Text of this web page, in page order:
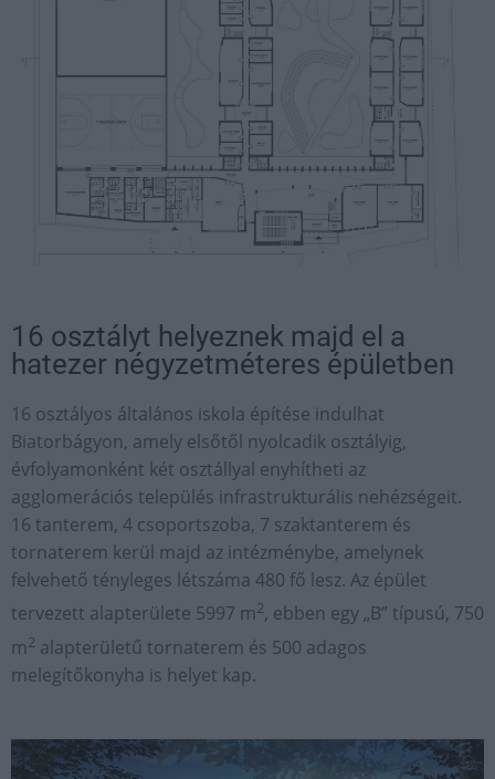
16 osztályt helyeznek majd el a
hatezer négyzetméteres épületben
16 osztályos általános iskola építése indulhat
Biatorbágyon, amely elsőtől nyolcadik osztályig,
évfolyamonként két osztállyal enyhítheti az
agglomerációs település infrastrukturális nehézségeit.
16 tanterem, 4 csoportszoba, 7 szaktanterem és
tornaterem kerül majd az intézménybe, amelynek
felvehető tényleges létszáma 480 fő lesz. Az épület
tervezett alapterülete 5997 m2, ebben egy „B” típusú, 750
m2 alapterületű tornaterem és 500 adagos
melegítőkonyha is helyet kap.